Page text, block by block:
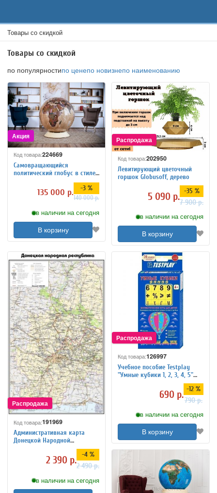
Товары со скидкой
Товары со скидкой
по популярностипо ценепо новизнепо наименованию
Код товара:224669
Самовращающийся
политический глобус в стиле
ретро, 130 см на пластиковой
подставке135 000 р. -3 %
140 000 р.
в наличии на сегодня
В корзину
Код товара:202950
Левитирующий цветочный
горшок Globusoff, дерево
5 090 р. -35 %
7 900 р.
в наличии на сегодня
В корзину
Код товара:191969
Административная карта
Донецкой Народной
Республики 120х72 см, 1:350
2 390 р. -4 %
2 490 р.
в наличии на сегодня
Код товара:126997
Учебное пособие Testplay
"Умные кубики 1, 2, 3, 4, 5"
для обучения математике
690 р. -12 %
790 р.
в наличии на сегодня
В корзину